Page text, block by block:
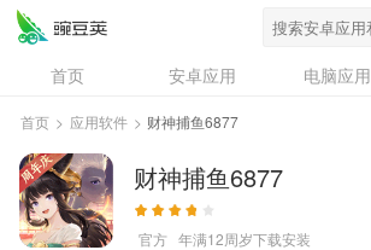
首页 安卓应用 电脑应用
资讯
专题
问答
首页 > 应用软件 > 财神捕鱼6877
财神捕鱼6877
官方 年满12周岁下载安装